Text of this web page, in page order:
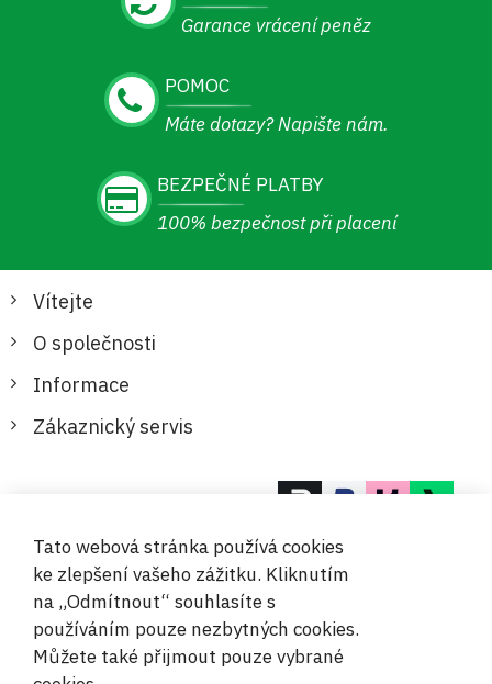
Garance vrácení peněz
POMOC
Máte dotazy? Napište nám.
BEZPEČNÉ PLATBY
100% bezpečnost při placení
Vítejte
O společnosti
Informace
Zákaznický servis
© 2019-2026 Megamix s.r.o.
Tato webová stránka používá cookies
ke zlepšení vašeho zážitku. Kliknutím
na „Odmítnout“ souhlasíte s
používáním pouze nezbytných cookies.
Můžete také přijmout pouze vybrané